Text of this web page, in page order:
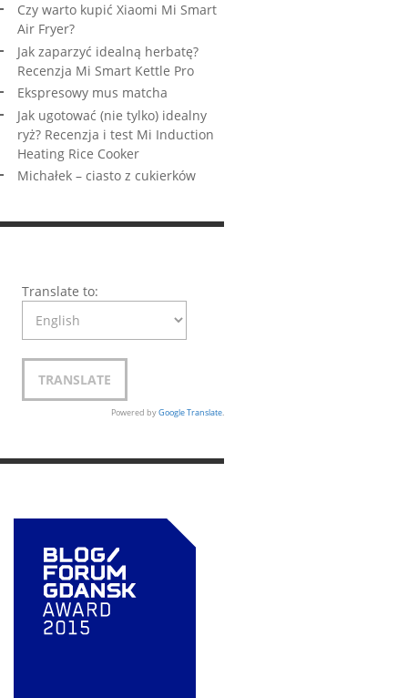
MUS MATCHA
– WYJĄTKOWA
KTÓRĄ MUSICIE
17/08/2019
Czy warto kupić Xiaomi Mi Smart
Air Fryer?
Jak zaparzyć idealną herbatę?
Recenzja Mi Smart Kettle Pro
Ekspresowy mus matcha
Jak ugotować (nie tylko) idealny
ryż? Recenzja i test Mi Induction
Heating Rice Cooker
Michałek – ciasto z cukierków
Translate to:
Powered byGoogle Translate.